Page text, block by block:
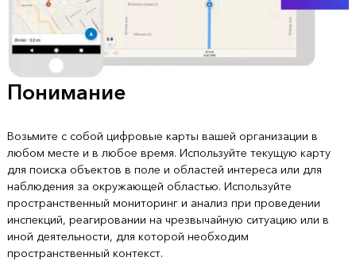
Понимание
Возьмите с собой цифровые карты вашей организации в
любом месте и в любое время. Используйте текущую карту
для поиска объектов в поле и областей интереса или для
наблюдения за окружающей областью. Используйте
пространственный мониторинг и анализ при проведении
инспекций, реагировании на чрезвычайную ситуацию или в
иной деятельности, для которой необходим
пространственный контекст.